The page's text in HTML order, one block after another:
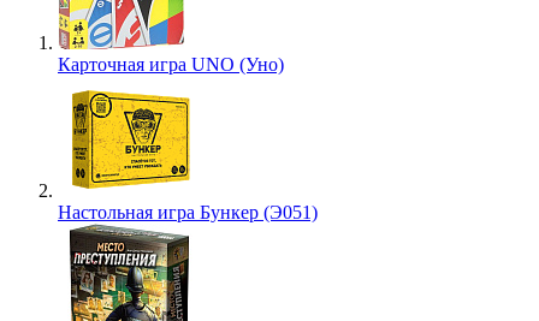
Карточная игра UNO (Уно)
Настольная игра Бункер (Э051)